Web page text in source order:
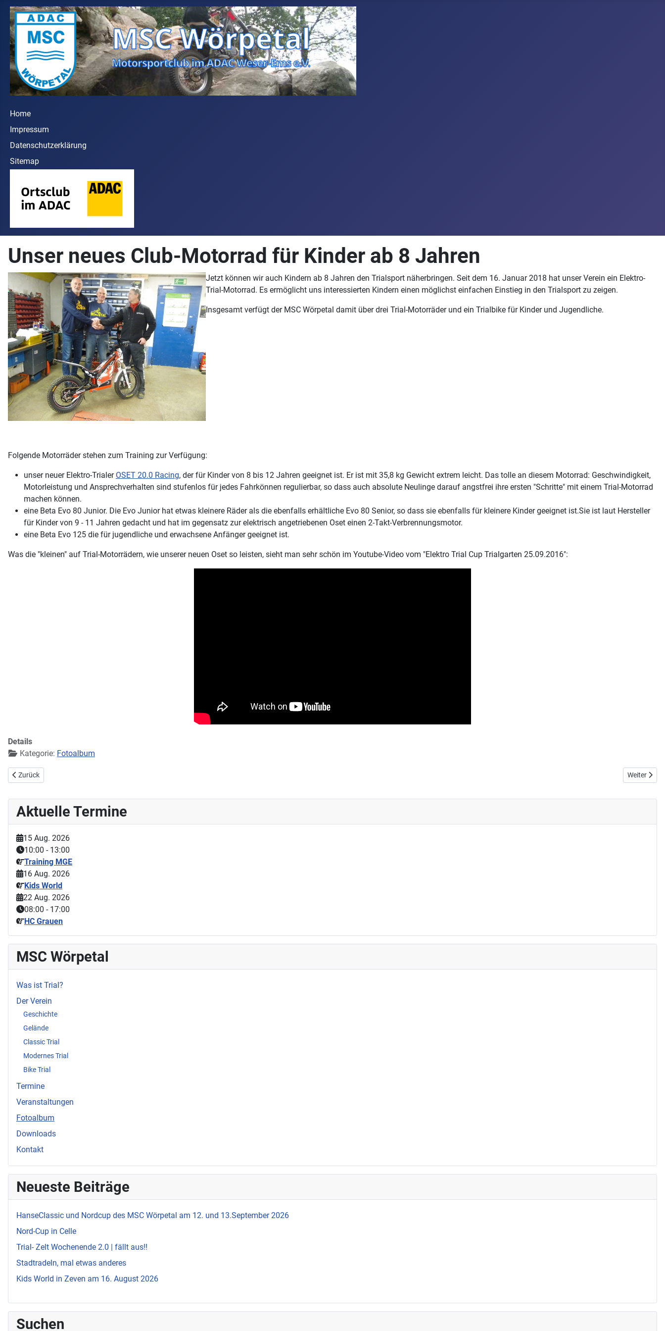
Home
Impressum
Datenschutzerklärung
Sitemap
Unser neues Club-Motorrad für Kinder ab 8 Jahren
Jetzt können wir auch Kindern ab 8 Jahren den Trialsport näherbringen. Seit dem 16. Januar 2018 hat unser Verein ein Elektro-
Trial-Motorrad. Es ermöglicht uns interessierten Kindern einen möglichst einfachen Einstieg in den Trialsport zu zeigen.
Insgesamt verfügt der MSC Wörpetal damit über drei Trial-Motorräder und ein Trialbike für Kinder und Jugendliche.
Folgende Motorräder stehen zum Training zur Verfügung:
unser neuer Elektro-Trialer OSET 20.0 Racing, der für Kinder von 8 bis 12 Jahren geeignet ist. Er ist mit 35,8 kg Gewicht extrem leicht. Das tolle an diesem Motorrad: Geschwindigkeit,
Motorleistung und Ansprechverhalten sind stufenlos für jedes Fahrkönnen regulierbar, so dass auch absolute Neulinge darauf angstfrei ihre ersten "Schritte" mit einem Trial-Motorrad
machen können.
eine Beta Evo 80 Junior. Die Evo Junior hat etwas kleinere Räder als die ebenfalls erhältliche Evo 80 Senior, so dass sie ebenfalls für kleinere Kinder geeignet ist.Sie ist laut Hersteller
für Kinder von 9 - 11 Jahren gedacht und hat im gegensatz zur elektrisch angetriebenen Oset einen 2-Takt-Verbrennungsmotor.
eine Beta Evo 125 die für jugendliche und erwachsene Anfänger geeignet ist.
Was die "kleinen" auf Trial-Motorrädern, wie unserer neuen Oset so leisten, sieht man sehr schön im Youtube-Video vom "Elektro Trial Cup Trialgarten 25.09.2016":
Details
Kategorie: Fotoalbum
Vorheriger Beitrag: Mette (10) und Mila (7) beim ersten Training
Zurück Nächster
Weiter
Aktuelle Termine
15 Aug. 2026
10:00 - 13:00
Training MGE
16 Aug. 2026
Kids World
22 Aug. 2026
08:00 - 17:00
HC Grauen
MSC Wörpetal
Was ist Trial?
Der Verein
Geschichte
Gelände
Classic Trial
Modernes Trial
Bike Trial
Termine
Veranstaltungen
Fotoalbum
Downloads
Kontakt
Neueste Beiträge
HanseClassic und Nordcup des MSC Wörpetal am 12. und 13.September 2026
Nord-Cup in Celle
Trial- Zelt Wochenende 2.0 | fällt aus!!
Stadtradeln, mal etwas anderes
Kids World in Zeven am 16. August 2026
Suchen